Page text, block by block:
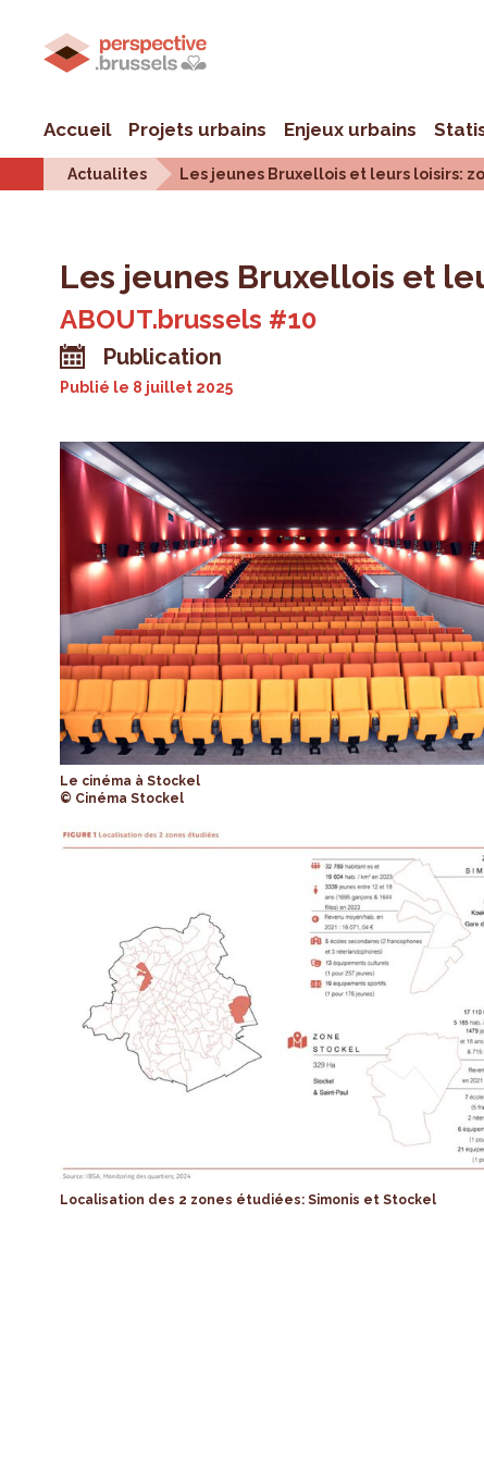
Accueil Projets urbains Enjeux urbains
Actualites Les jeunes Bruxellois et leurs loisirs:
Les jeunes Bruxellois et
ABOUT.brussels #10
Publication
Publié le 8 juillet 2025
Le cinéma à Stockel
© Cinéma Stockel
Localisation des 2 zones étudiées: Simonis et Stockel